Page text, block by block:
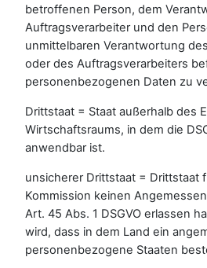
betroffenen Person, dem
Auftragsverarbeiter und den
unmittelbaren Verantwortung
oder des Auftragsverarbeiters
personenbezogenen Daten zu
Drittstaat = Staat außerhalb des
Wirtschaftsraums, in dem die
anwendbar ist.
unsicherer Drittstaat = Drittstaat
Kommission keinen
Art. 45 Abs. 1 DSGVO erlassen
wird, dass in dem Land ein
personenbezogene Staaten